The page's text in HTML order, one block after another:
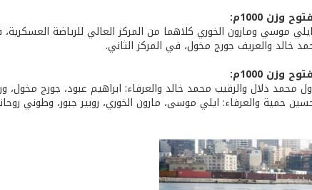
وزن 1000م:
موسي ومارون الخوري كلاهما من المركز العالي للرياضة العسكرية،
خالد والعريف جورج مخول، في المركز الثاني.
وزن 1000م:
محمد دلال والرقيب محمد خالد والعرفاء: ابراهيم عبود، جورج مخول،
حمية والعرفاء: ايلي موسى، مارون الخوري، روبير جبور، وطوني